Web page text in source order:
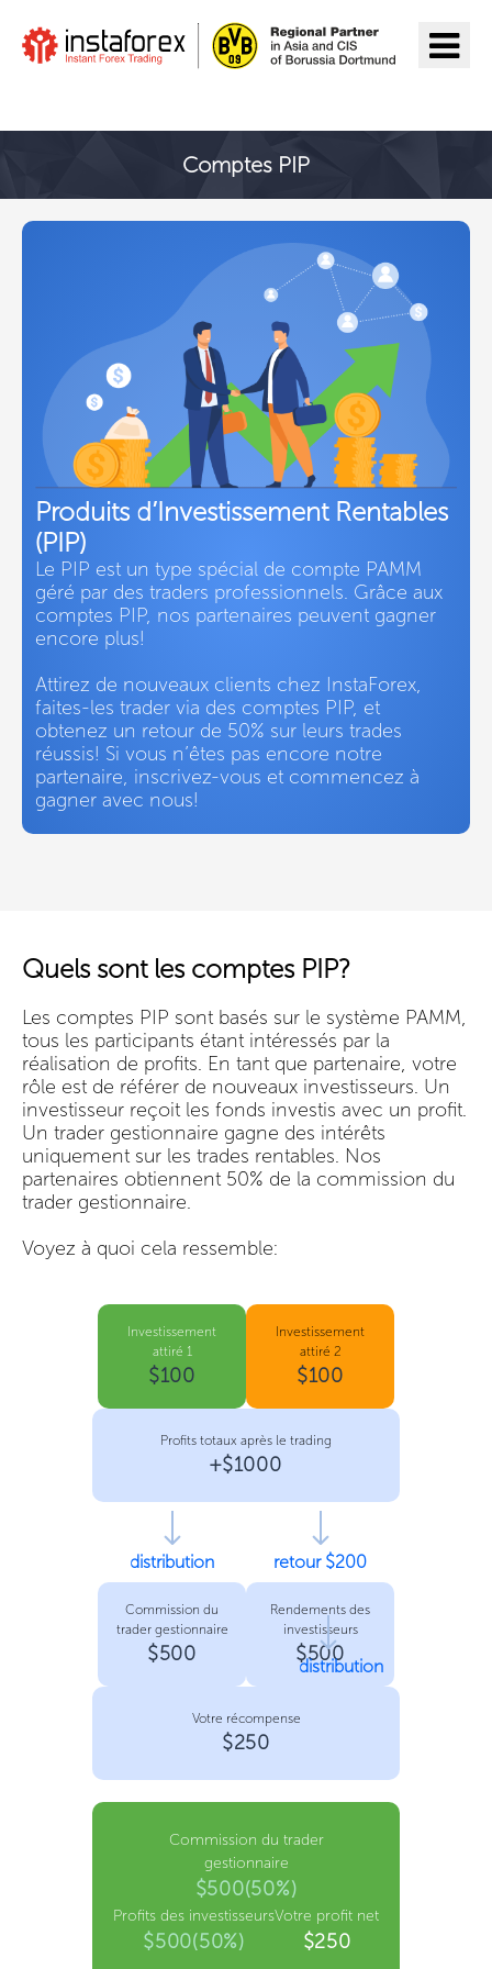
Comptes PIP
Produits d’Investissement Rentables
(PIP)
Le PIP est un type spécial de compte PAMM
géré par des traders professionnels. Grâce aux
comptes PIP, nos partenaires peuvent gagner
encore plus!
Attirez de nouveaux clients chez InstaForex,
faites-les trader via des comptes PIP, et
obtenez un retour de 50% sur leurs trades
réussis! Si vous n’êtes pas encore notre
partenaire, inscrivez-vous et commencez à
gagner avec nous!
Quels sont les comptes PIP?
Les comptes PIP sont basés sur le système PAMM,
tous les participants étant intéressés par la
réalisation de profits. En tant que partenaire, votre
rôle est de référer de nouveaux investisseurs. Un
investisseur reçoit les fonds investis avec un profit.
Un trader gestionnaire gagne des intérêts
uniquement sur les trades rentables. Nos
partenaires obtiennent 50% de la commission du
trader gestionnaire.
Voyez à quoi cela ressemble:
Investissement
attiré 1
$100
Investissement
attiré 2
$100
Profits totaux après le trading
+$1000
distribution
Commission du
trader gestionnaire
$500
retour $200
Rendements des
investisseurs
$500
distribution
Votre récompense
$250
Commission du trader
gestionnaire
$500(50%)
Profits des investisseurs
$500(50%)
Votre profit net
$250